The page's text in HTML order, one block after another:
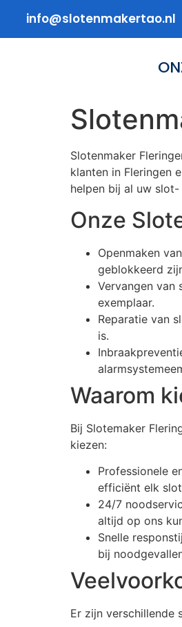
info@slotenmakertao.nl
Slotenmaker
klanten in Fleringen
helpen bij al uw
Onze
Openmaken
geblokkeerd
Vervangen van
exemplaar.
Reparatie van
is.
Waarom
Bij Slotemaker
kiezen:
Professionele
efficiënt elk
24/7
altijd op ons
Snelle
bij
Er zijn verschillende